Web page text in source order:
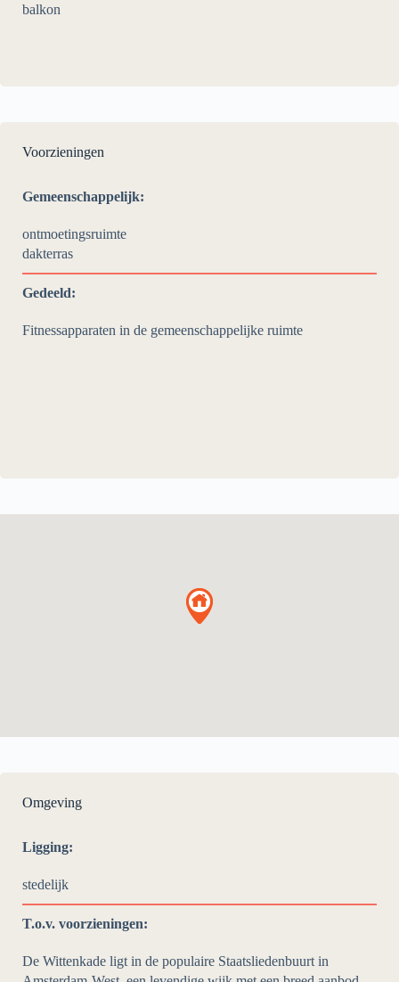
balkon
Voorzieningen
Gemeenschappelijk:
ontmoetingsruimte
dakterras
Gedeeld:
Fitnessapparaten in de gemeenschappelijke ruimte
Omgeving
Ligging:
stedelijk
T.o.v. voorzieningen:
De Wittenkade ligt in de populaire Staatsliedenbuurt in